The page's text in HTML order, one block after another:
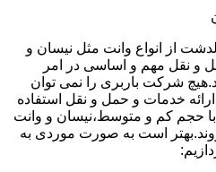
از انواع وانت مثل نیسان و
و نقل مهم و اساسی در امر
شرکت باربری را نمی توان
خدمات و حمل و نقل استفاده
با حجم کم و متوسط،نیسان و وانت
است به صورت موردی به